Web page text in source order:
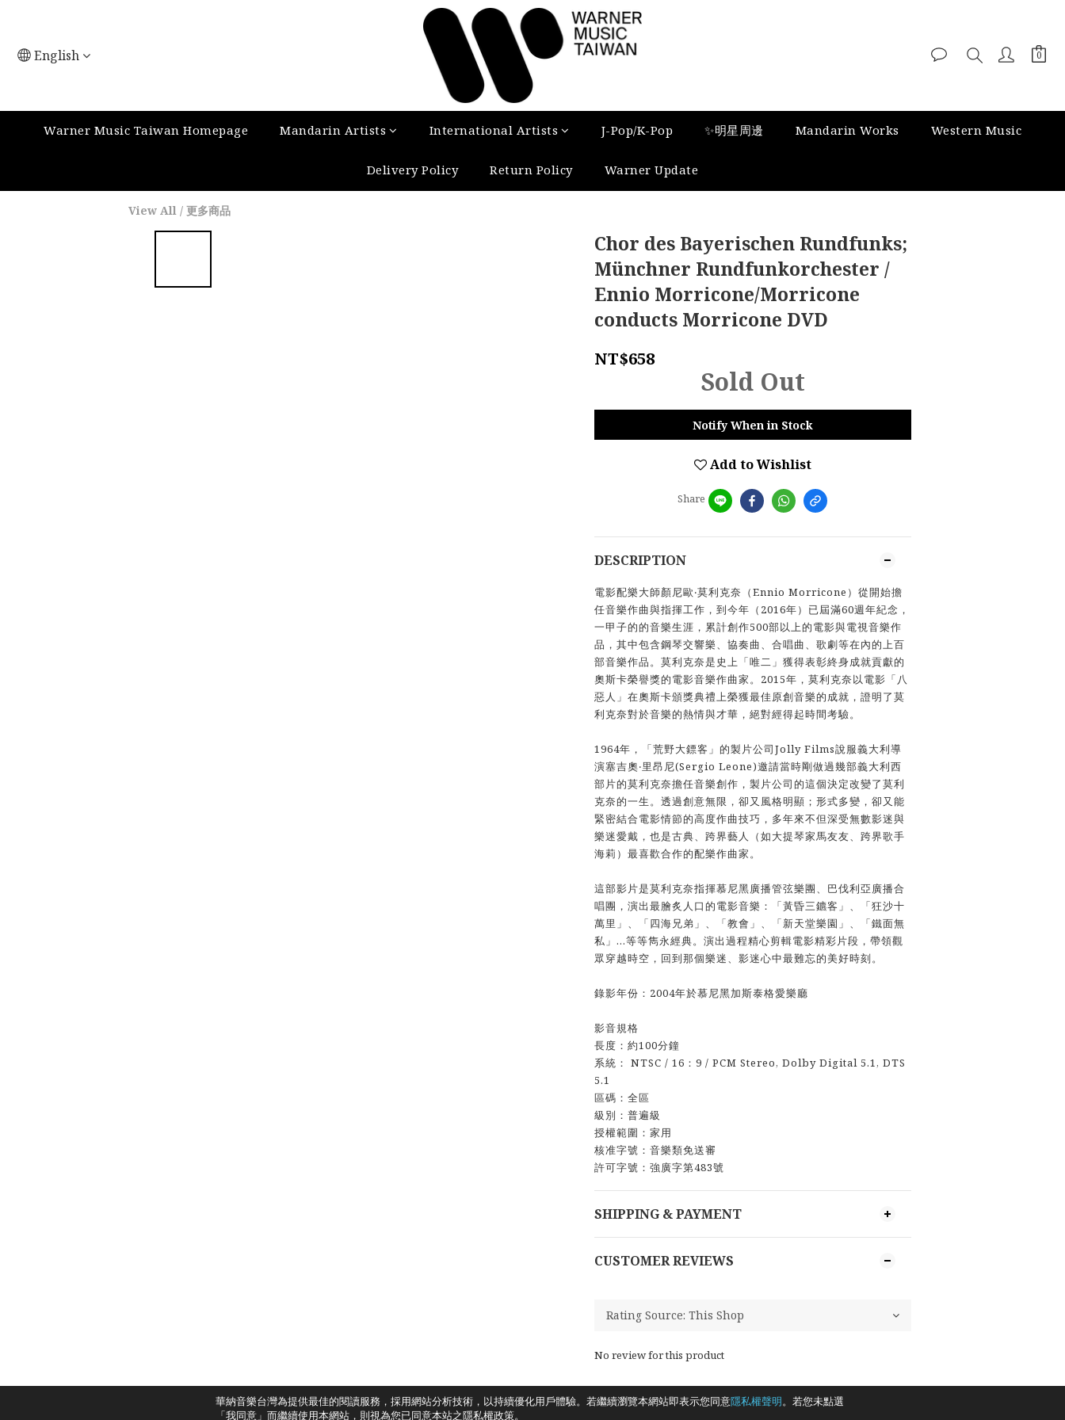
English
Warner Music Taiwan Homepage Mandarin Artists International Artists J-Pop/K-Pop ✨明星周邊 Mandarin Works Western Music
Delivery Policy Return Policy Warner Update
View All / 更多商品
Chor des Bayerischen Rundfunks;
Münchner Rundfunkorchester /
Ennio Morricone/Morricone
conducts Morricone DVD
NT$658
Sold Out
Notify When in Stock
Add to Wishlist
Share
DESCRIPTION
電影配樂大師顏尼歐‧莫利克奈（Ennio Morricone）從開始擔
任音樂作曲與指揮工作，到今年（2016年）已屆滿60週年紀念，
一甲子的的音樂生涯，累計創作500部以上的電影與電視音樂作
品，其中包含鋼琴交響樂、協奏曲、合唱曲、歌劇等在內的上百
部音樂作品。莫利克奈是史上「唯二」獲得表彰終身成就貢獻的
奧斯卡榮譽獎的電影音樂作曲家。2015年，莫利克奈以電影「八
惡人」在奧斯卡頒獎典禮上榮獲最佳原創音樂的成就，證明了莫
利克奈對於音樂的熱情與才華，絕對經得起時間考驗。
1964年，「荒野大鏢客」的製片公司Jolly Films說服義大利導
演塞吉奧‧里昂尼(Sergio Leone)邀請當時剛做過幾部義大利西
部片的莫利克奈擔任音樂創作，製片公司的這個決定改變了莫利
克奈的一生。透過創意無限，卻又風格明顯；形式多變，卻又能
緊密結合電影情節的高度作曲技巧，多年來不但深受無數影迷與
樂迷愛戴，也是古典、跨界藝人（如大提琴家馬友友、跨界歌手
海莉）最喜歡合作的配樂作曲家。
這部影片是莫利克奈指揮慕尼黑廣播管弦樂團、巴伐利亞廣播合
唱團，演出最膾炙人口的電影音樂：「黃昏三鑣客」、「狂沙十
萬里」、「四海兄弟」、「教會」、「新天堂樂園」、「鐵面無
私」…等等雋永經典。演出過程精心剪輯電影精彩片段，帶領觀
眾穿越時空，回到那個樂迷、影迷心中最難忘的美好時刻。
錄影年份：2004年於慕尼黑加斯泰格愛樂廳
影音規格
長度：約100分鐘
系統： NTSC / 16：9 / PCM Stereo, Dolby Digital 5.1, DTS
5.1
區碼：全區
級別：普遍級
授權範圍：家用
核准字號：音樂類免送審
許可字號：強廣字第483號
SHIPPING & PAYMENT
CUSTOMER REVIEWS
No review for this product
華納音樂台灣為提供最佳的閱讀服務，採用網站分析技術，以持續優化用戶體驗。若繼續瀏覽本網站即表示您同意隱私權聲明。若您未點選
「我同意」而繼續使用本網站，則視為您已同意本站之隱私權政策。